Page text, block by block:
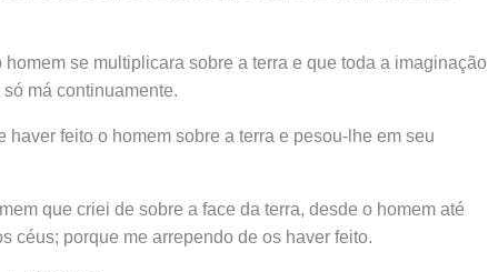
se multiplicara sobre a terra e que toda a imaginação
má continuamente.
feito o homem sobre a terra e pesou-lhe em seu
que criei de sobre a face da terra, desde o homem até
céus; porque me arrependo de os haver feito.